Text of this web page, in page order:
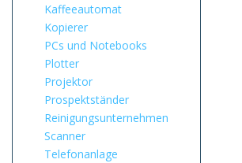
Kaffeeautomat
Kopierer
PCs und Notebooks
Plotter
Projektor
Prospektständer
Reinigungsunternehmen
Scanner
Telefonanlage